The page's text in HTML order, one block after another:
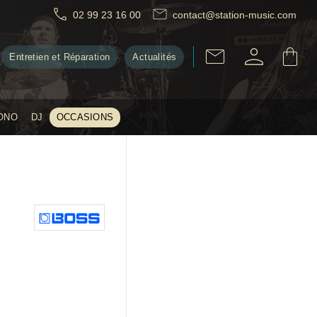
02 99 23 16 00 contact@station-music.com
Entretien et Réparation Actualités
DJ OCCASIONS